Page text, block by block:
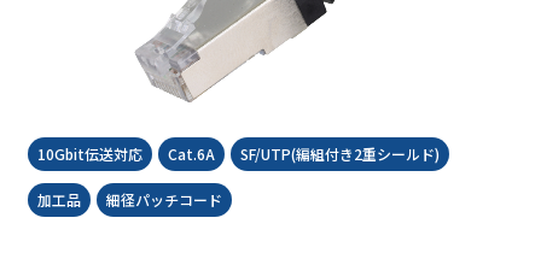
10Gbit伝送対応 Cat.6A SF/UTP(編組付き2重シールド)
加工品 細径パッチコード